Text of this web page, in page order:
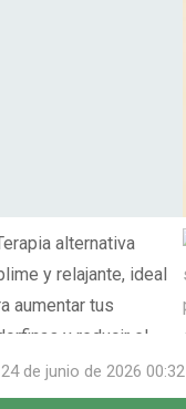
24 de junio de 2026 00:32